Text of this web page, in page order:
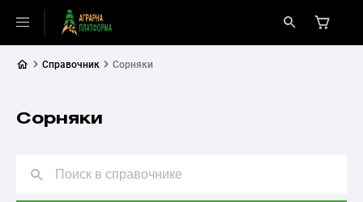
Справочник Сорняки
Сорняки